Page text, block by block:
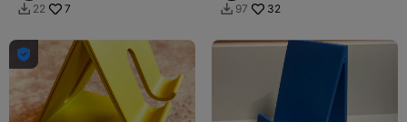
 22 7  97 32
